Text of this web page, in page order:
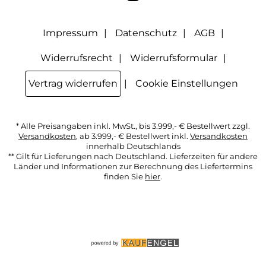
Impressum Datenschutz AGB
Widerrufsrecht Widerrufsformular
Vertrag widerrufen Cookie Einstellungen
* Alle Preisangaben inkl. MwSt., bis 3.999,- € Bestellwert zzgl.
Versandkosten, ab 3.999,- € Bestellwert inkl. Versandkosten
innerhalb Deutschlands
** Gilt für Lieferungen nach Deutschland. Lieferzeiten für andere
Länder und Informationen zur Berechnung des Liefertermins
finden Sie hier.